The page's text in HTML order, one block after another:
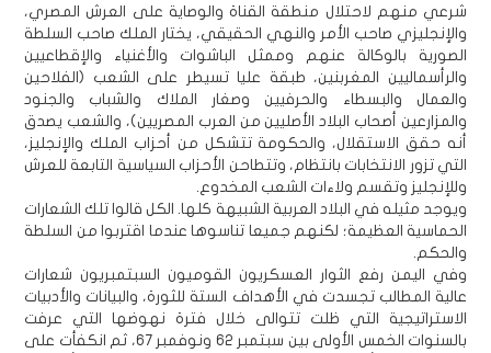
شرعي منهم لاحتلال منطقة القناة والوصاية على العرش المصري،
والإنجليزي صاحب الأمر والنهي الحقيقي، يختار الملك صاحب السلطة
الصورية بالوكالة عنهم وممثل الباشوات والأغنياء والإقطاعيين
والرأسماليين المغربنين، طبقة عليا تسيطر على الشعب (الفلاحين
والعمال والبسطاء والحرفيين وصغار الملاك والشباب والجنود
والمزارعين أصحاب البلاد الأصليين من العرب المصريين)، والشعب يصدق
أنه حقق الاستقلال، والحكومة تتشكل من أحزاب الملك والإنجليز،
التي تزور الانتخابات بانتظام، وتتطاحن الأحزاب السياسية التابعة للعرش
وللإنجليز وتقسم ولاءات الشعب المخدوع.
ويوجد مثيله في البلاد العربية الشبيهة كلها. الكل قالوا تلك الشعارات
الحماسية العظيمة؛ لكنهم جميعا تناسوها عندما اقتربوا من السلطة
والحكم.
وفي اليمن رفع الثوار العسكريون القوميون السبتمبريون شعارات
عالية المطالب تجسدت في الأهداف الستة للثورة، والبيانات والأدبيات
الاستراتيجية التي ظلت تتوالى خلال فترة نهوضها التي عرفت
بالسنوات الخمس الأولى بين سبتمبر 62 ونوفمبر 67، ثم انكفأت على